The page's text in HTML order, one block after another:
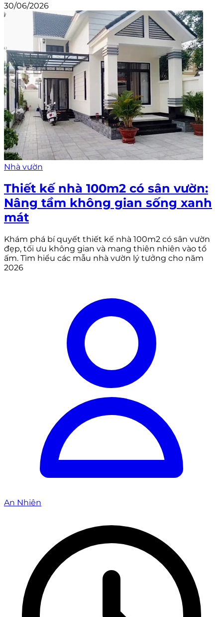
30/06/2026
Nhà vườn
Thiết kế nhà 100m2 có sân vườn:
Nâng tầm không gian sống xanh
mát
Khám phá bí quyết thiết kế nhà 100m2 có sân vườn
đẹp, tối ưu không gian và mang thiên nhiên vào tổ
ấm. Tìm hiểu các mẫu nhà vườn lý tưởng cho năm
2026
An Nhiên